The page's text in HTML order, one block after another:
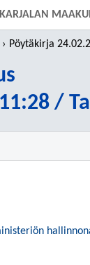
Pöytäkirja 24.02.2025 klo
/